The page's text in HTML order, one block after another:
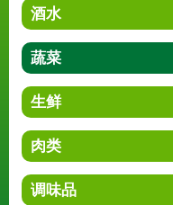
酒水
蔬菜
生鲜
肉类
调味品